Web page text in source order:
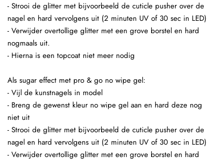
- Strooi de glitter met bijvoorbeeld de cuticle pusher over de
nagel en hard vervolgens uit (2 minuten UV of 30 sec in LED)
- Verwijder overtollige glitter met een grove borstel en hard
nogmaals uit.
- Hierna is een topcoat niet meer nodig
Als sugar effect met pro & go no wipe gel:
- Vijl de kunstnagels in model
- Breng de gewenst kleur no wipe gel aan en hard deze nog
niet uit
- Strooi de glitter met bijvoorbeeld de cuticle pusher over de
nagel en hard vervolgens uit (2 minuten UV of 30 sec in LED)
- Verwijder overtollige glitter met een grove borstel en hard